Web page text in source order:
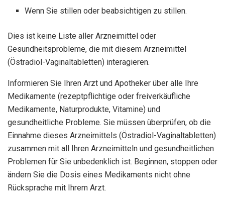
Wenn Sie stillen oder beabsichtigen zu stillen.
Dies ist keine Liste aller Arzneimittel oder
Gesundheitsprobleme, die mit diesem Arzneimittel
(Östradiol-Vaginaltabletten) interagieren.
Informieren Sie Ihren Arzt und Apotheker über alle Ihre
Medikamente (rezeptpflichtige oder freiverkäufliche
Medikamente, Naturprodukte, Vitamine) und
gesundheitliche Probleme. Sie müssen überprüfen, ob die
Einnahme dieses Arzneimittels (Östradiol-Vaginaltabletten)
zusammen mit all Ihren Arzneimitteln und gesundheitlichen
Problemen für Sie unbedenklich ist. Beginnen, stoppen oder
ändern Sie die Dosis eines Medikaments nicht ohne
Rücksprache mit Ihrem Arzt.